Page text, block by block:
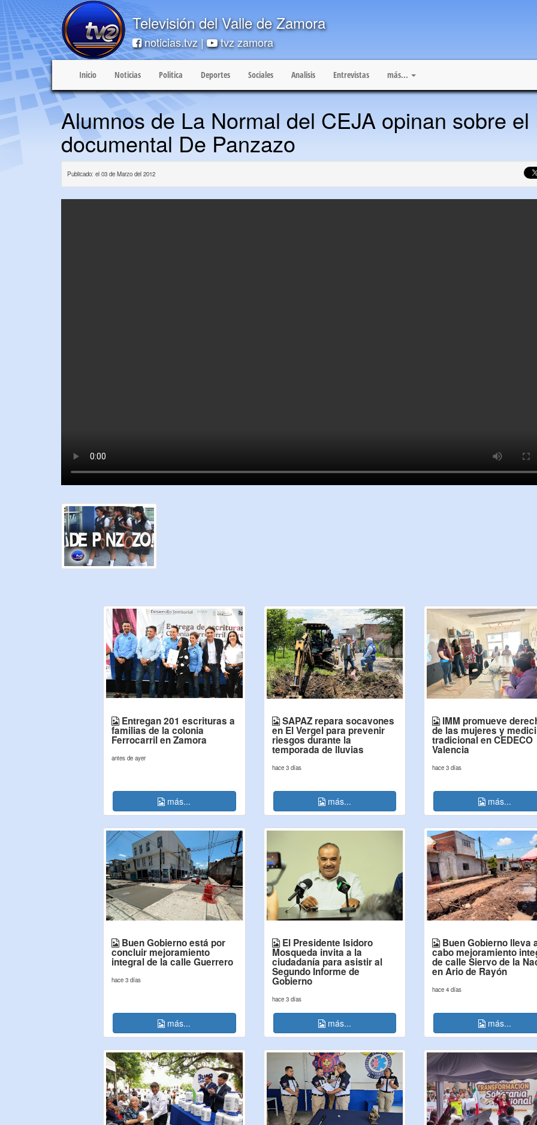
Televisión del Valle de Zamora
noticias.tvz | tvz zamora
Inicio Noticias Politica Deportes Sociales Analisis Entrevistas más...
Alumnos de La Normal del CEJA opinan sobre el
documental De Panzazo
Publicado: el 03 de Marzo del 2012
Entregan 201 escrituras a
familias de la colonia
Ferrocarril en Zamora
antes de ayer
más...
SAPAZ repara socavones
en El Vergel para prevenir
riesgos durante la
temporada de lluvias
hace 3 días
más...
IMM promueve
de las mujeres y
tradicional en CEDECO
Valencia
hace 3 días
más...
Buen Gobierno está por
concluir mejoramiento
integral de la calle Guerrero
hace 3 días
más...
El Presidente Isidoro
Mosqueda invita a la
ciudadanía para asistir al
Segundo Informe de
Gobierno
hace 3 días
más...
Buen Gobierno lleva
cabo mejoramiento
de calle Siervo de la
en Ario de Rayón
hace 4 días
más...